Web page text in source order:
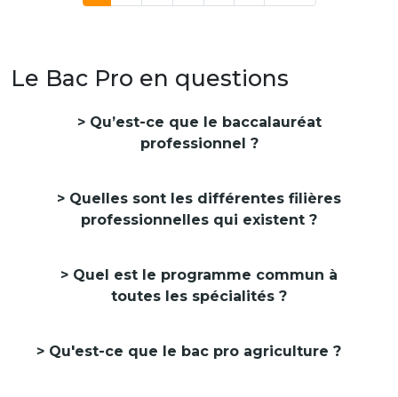
Le Bac Pro en questions
Qu’est-ce que le baccalauréat
professionnel ?
professionnelles qui existent ?
toutes les spécialités ?
Qu'est-ce que le bac pro agriculture ?